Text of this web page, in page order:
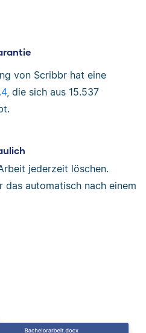
von Scribbr hat eine
, die sich aus 15.537
jederzeit löschen.
das automatisch nach einem